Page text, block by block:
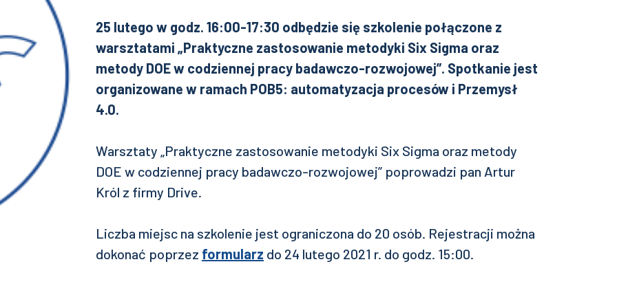
25 lutego w godz. 16:00-17:30 odbędzie się szkolenie połączone z
warsztatami „Praktyczne zastosowanie metodyki Six Sigma oraz
metody DOE w codziennej pracy badawczo-rozwojowej”. Spotkanie jest
organizowane w ramach POB5: automatyzacja procesów i Przemysł
4.0.
Warsztaty „Praktyczne zastosowanie metodyki Six Sigma oraz metody
DOE w codziennej pracy badawczo-rozwojowej” poprowadzi pan Artur
Król z firmy Drive.
Liczba miejsc na szkolenie jest ograniczona do 20 osób. Rejestracji można
dokonać poprzez formularz do 24 lutego 2021 r. do godz. 15:00.